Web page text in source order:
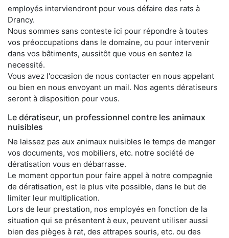
employés interviendront pour vous défaire des rats à
Drancy.
Nous sommes sans conteste ici pour répondre à toutes
vos préoccupations dans le domaine, ou pour intervenir
dans vos bâtiments, aussitôt que vous en sentez la
necessité.
Vous avez l'occasion de nous contacter en nous appelant
ou bien en nous envoyant un mail. Nos agents dératiseurs
seront à disposition pour vous.
Le dératiseur, un professionnel contre les animaux
nuisibles
Ne laissez pas aux animaux nuisibles le temps de manger
vos documents, vos mobiliers, etc. notre société de
dératisation vous en débarrasse.
Le moment opportun pour faire appel à notre compagnie
de dératisation, est le plus vite possible, dans le but de
limiter leur multiplication.
Lors de leur prestation, nos employés en fonction de la
situation qui se présentent à eux, peuvent utiliser aussi
bien des pièges à rat, des attrapes souris, etc. ou des